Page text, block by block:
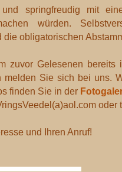
springfreudig mit
würden.
die obligatorischen
zuvor Gelesenen
melden Sie sich bei uns.
finden Sie in der
und Ihren Anruf!